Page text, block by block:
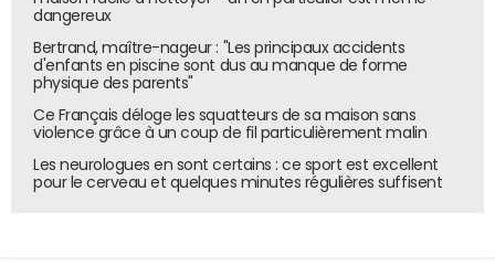
dangereux
Bertrand, maître-nageur : "Les principaux accidents
d'enfants en piscine sont dus au manque de forme
physique des parents"
Ce Français déloge les squatteurs de sa maison sans
violence grâce à un coup de fil particulièrement malin
Les neurologues en sont certains : ce sport est excellent
pour le cerveau et quelques minutes régulières suffisent